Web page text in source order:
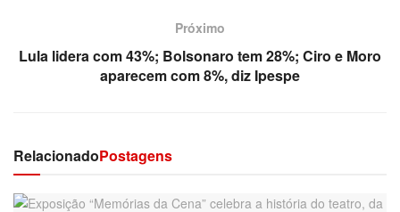
Próximo
Lula lidera com 43%; Bolsonaro tem 28%; Ciro e Moro
aparecem com 8%, diz Ipespe
RelacionadoPostagens